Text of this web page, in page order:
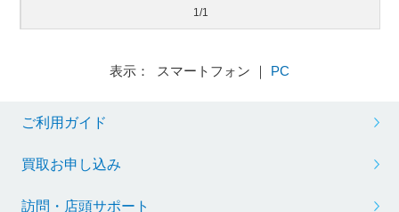
1/1
表示： スマートフォン ｜ PC
ご利用ガイド
買取お申し込み
訪問・店頭サポート